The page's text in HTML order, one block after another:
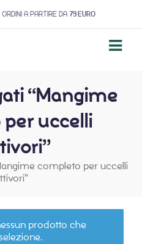
A PARTIRE DA 79 EURO
“Mangime
uccelli
completo per uccelli
prodotto che